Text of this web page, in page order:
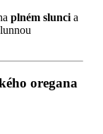
plném slunci a
oregana